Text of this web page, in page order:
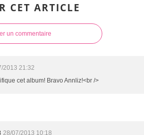
CET ARTICLE
un commentaire
2013 21:32
cet album! Bravo Annliz!<br />
28/07/2013 10:18